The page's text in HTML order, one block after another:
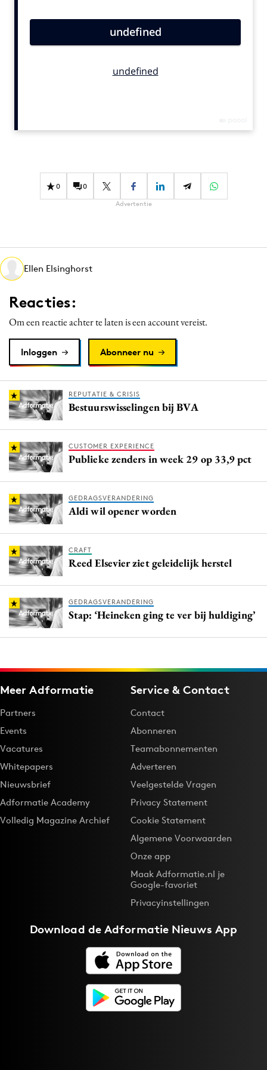
Carriere
Diversiteit
Interne communicatie
Martech
Media
Merkstrategie
PR
Purpose Marketing
Reputatie & crisis
0 0
Advertentie
Ellen Elsinghorst
Reacties:
Om een reactie achter te laten is een account vereist.
Inloggen Abonneer nu
REPUTATIE & CRISIS
Bestuurswisselingen bij BVA
CUSTOMER EXPERIENCE
Publieke zenders in week 29 op 33,9 pct
GEDRAGSVERANDERING
Aldi wil opener worden
CRAFT
Reed Elsevier ziet geleidelijk herstel
GEDRAGSVERANDERING
Stap: ‘Heineken ging te ver bij huldiging’
Meer Adformatie
Partners
Events
Vacatures
Whitepapers
Nieuwsbrief
Adformatie Academy
Volledig Magazine Archief
Service & Contact
Contact
Abonneren
Teamabonnementen
Adverteren
Veelgestelde Vragen
Privacy Statement
Cookie Statement
Algemene Voorwaarden
Onze app
Maak Adformatie.nl je
Google-favoriet
Privacyinstellingen
Download deAdformatie Nieuws App